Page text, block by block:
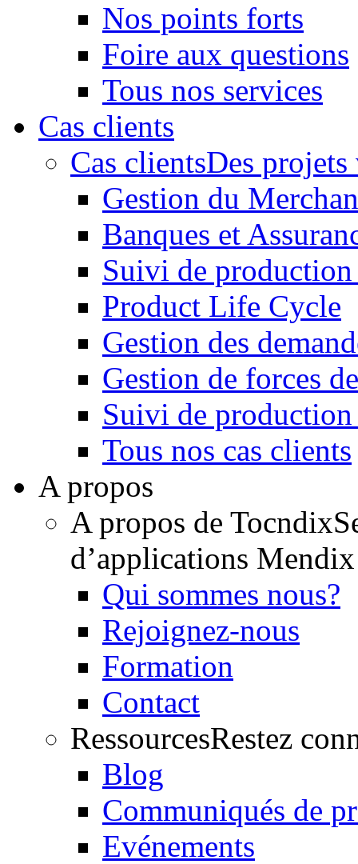
Nos points forts
Foire aux questions
Tous nos services
Cas clients
Cas clientsDes projets
Gestion du
Banques et
Suivi de
Product Life Cycle
Gestion des
Gestion de forces
Suivi de
Tous nos cas clients
A propos
A propos de Tocndix
d’applications Mendix
Qui sommes nous?
Rejoignez-nous
Formation
Contact
RessourcesRestez
Blog
Communiqués de
Evénements